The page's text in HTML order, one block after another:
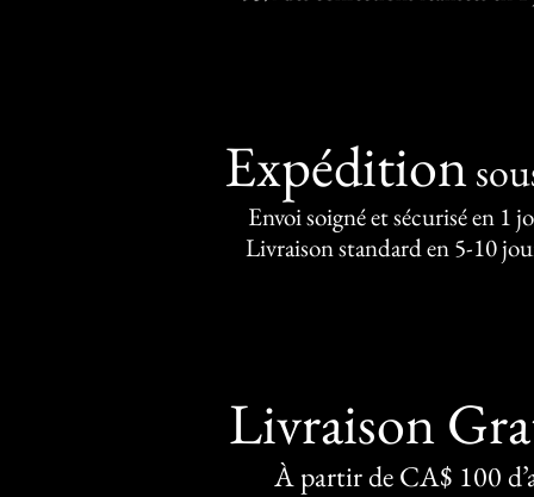
Expédition
Envoi soigné et sécurisé en 1
Livraison standard en 5-10
Livraison
À partir de CA$ 100